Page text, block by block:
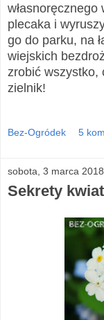
plecaka i
go do parku, na
wiejskich
zrobić wszystko,
zielnik!
Bez-Ogródek 5
sobota, 3 marca 2018
Sekrety